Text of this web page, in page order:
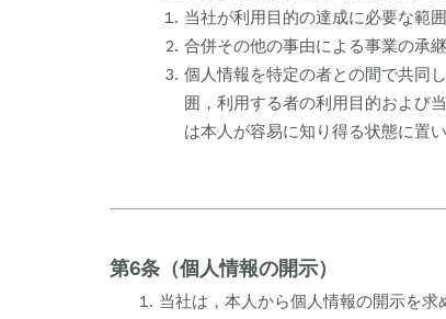
当社が利用目的の達成に必要な範
合併その他の事由による事業の承
個人情報を特定の者との間で共同
囲，利用する者の利用目的および
は本人が容易に知り得る状態に置
第6条（個人情報の開示）
当社は，本人から個人情報の開示を